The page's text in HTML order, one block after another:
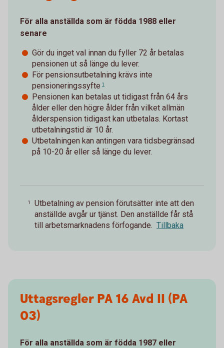
För alla anställda som är födda 1988 eller
senare
Gör du inget val innan du fyller 72 år betalas
pensionen ut så länge du lever.
För pensionsutbetalning krävs inte
pensioneringssyfte 1
Pensionen kan betalas ut tidigast från 64 års
ålder eller den högre ålder från vilket allmän
ålderspension tidigast kan utbetalas. Kortast
utbetalningstid är 10 år.
Utbetalningen kan antingen vara tidsbegränsad
på 10-20 år eller så länge du lever.
1
Utbetalning av pension förutsätter inte att den
anställde avgår ur tjänst. Den anställde får stå
till arbetsmarknadens förfogande. Tillbaka
Uttagsregler PA 16 Avd II (PA
03)
För alla anställda som är födda 1987 eller